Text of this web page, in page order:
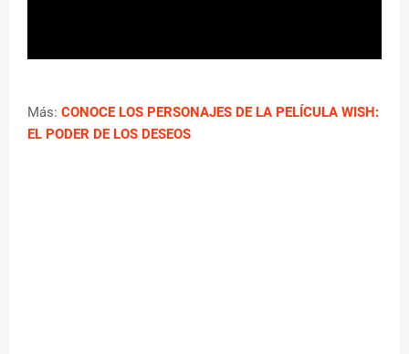
Más: CONOCE LOS PERSONAJES DE LA PELÍCULA WISH:
EL PODER DE LOS DESEOS